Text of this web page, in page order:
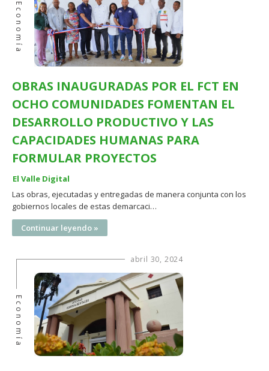
Economía
OBRAS INAUGURADAS POR EL FCT EN
OCHO COMUNIDADES FOMENTAN EL
DESARROLLO PRODUCTIVO Y LAS
CAPACIDADES HUMANAS PARA
FORMULAR PROYECTOS
El Valle Digital
Las obras, ejecutadas y entregadas de manera conjunta con los
gobiernos locales de estas demarcaci…
Continuar leyendo »
abril 30, 2024
Economía